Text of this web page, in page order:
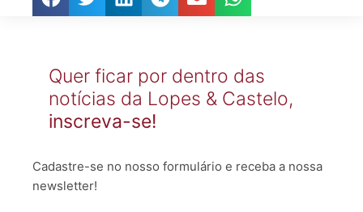
Quer ficar por dentro das
notícias da Lopes & Castelo,
inscreva-se!
Cadastre-se no nosso formulário e receba a nossa
newsletter!